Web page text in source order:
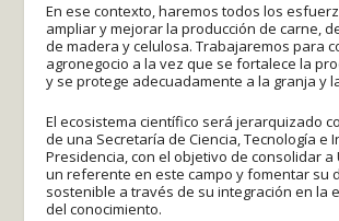
En ese contexto, haremos todos los
ampliar y mejorar la producción de carne,
de madera y celulosa. Trabajaremos para
agronegocio a la vez que se fortalece la
y se protege adecuadamente a la granja y
El ecosistema científico será jerarquizado
de una Secretaría de Ciencia, Tecnología e
Presidencia, con el objetivo de consolidar a
un referente en este campo y fomentar su
sostenible a través de su integración en la
del conocimiento.